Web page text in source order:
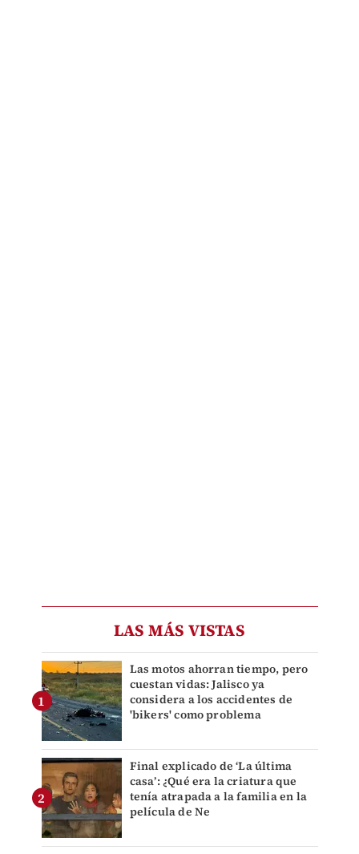
LAS MÁS VISTAS
Las motos ahorran tiempo, pero
cuestan vidas: Jalisco ya
considera a los accidentes de
'bikers' como problema
Final explicado de ‘La última
casa’: ¿Qué era la criatura que
tenía atrapada a la familia en la
película de Ne